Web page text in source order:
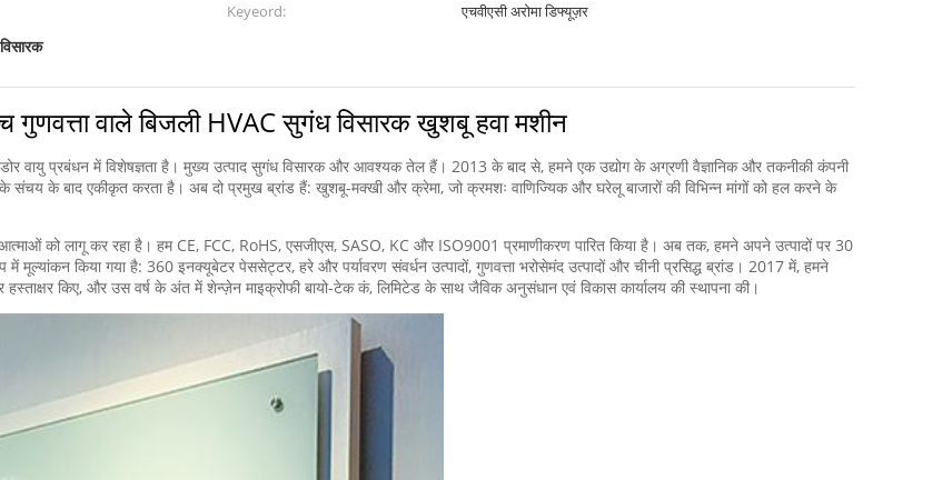
Keyeord:
एचवीएसी अरोमा डिफ्यूज़र
वाले बिजली HVAC सुगंध विसारक खुशबू हवा मशीन
प्रबंधन में विशेषज्ञता है। मुख्य उत्पाद सुगंध विसारक और आवश्यक तेल हैं। 2013 के बाद से, हमने एक उद्योग के अग्रणी वैज्ञानिक और तकनीकी कंपनी
संचय के बाद एकीकृत करता है। अब दो प्रमुख ब्रांड हैं: खुशबू-मक्खी और क्रेमा, जो क्रमशः वाणिज्यिक और घरेलू बाजारों की विभिन्न मांगों को हल करने के
को लागू कर रहा है। हम CE, FCC, RoHS, एसजीएस, SASO, KC और ISO9001 प्रमाणीकरण पारित किया है। अब तक, हमने अपने उत्पादों पर 30
किया गया है: 360 इनक्यूबेटर पेससेट्टर, हरे और पर्यावरण संवर्धन उत्पादों, गुणवत्ता भरोसेमंद उत्पादों और चीनी प्रसिद्ध ब्रांड। 2017 में, हमने
हस्ताक्षर किए, और उस वर्ष के अंत में शेन्ज़ेन माइक्रोफी बायो-टेक कं, लिमिटेड के साथ जैविक अनुसंधान एवं विकास कार्यालय की स्थापना की।